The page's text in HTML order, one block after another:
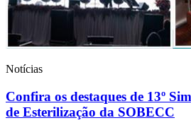
Notícias
Confira os destaques de 13º
de Esterilização da SOBECC